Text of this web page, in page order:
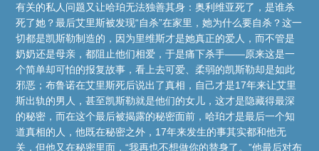
有关的私人问题又让哈珀无法独善其身：奥利维亚死了，是谁杀
死了她？最后艾里斯被发现“自杀”在家里，她为什么要自杀？这一
切都是凯斯勒制造的，因为里维斯才是她真正的爱人，而不管是
奶奶还是母亲，都阻止他们相爱，于是痛下杀手——原来这是一
个简单却可怕的报复故事，看上去可爱、柔弱的凯斯勒却是如此
邪恶；布鲁诺在艾里斯死后说出了真相，自己才是17年来让艾里
斯出轨的男人，甚至凯斯勒就是他们的女儿，这才是隐藏得最深
的秘密，而在这个最后被揭露的秘密面前，哈珀才是最后一个知
道真相的人，他既在秘密之外，17年来发生的事其实都和他无
关，但他又在秘密里面，“我再也不想做你的替身了。”他最后对布